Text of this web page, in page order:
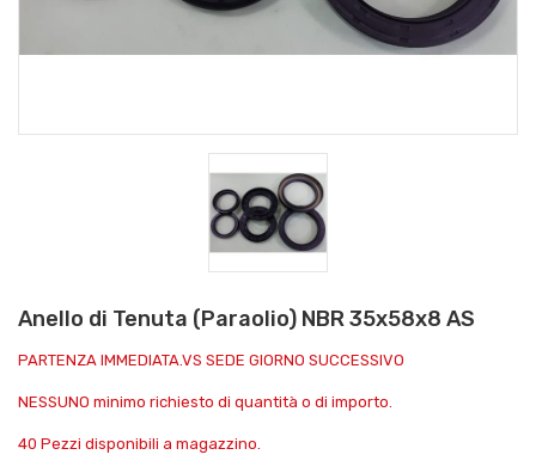
Anello di Tenuta (Paraolio) NBR 35x58x8 AS
PARTENZA IMMEDIATA.VS SEDE GIORNO SUCCESSIVO
NESSUNO minimo richiesto di quantità o di importo.
40 Pezzi disponibili a magazzino.